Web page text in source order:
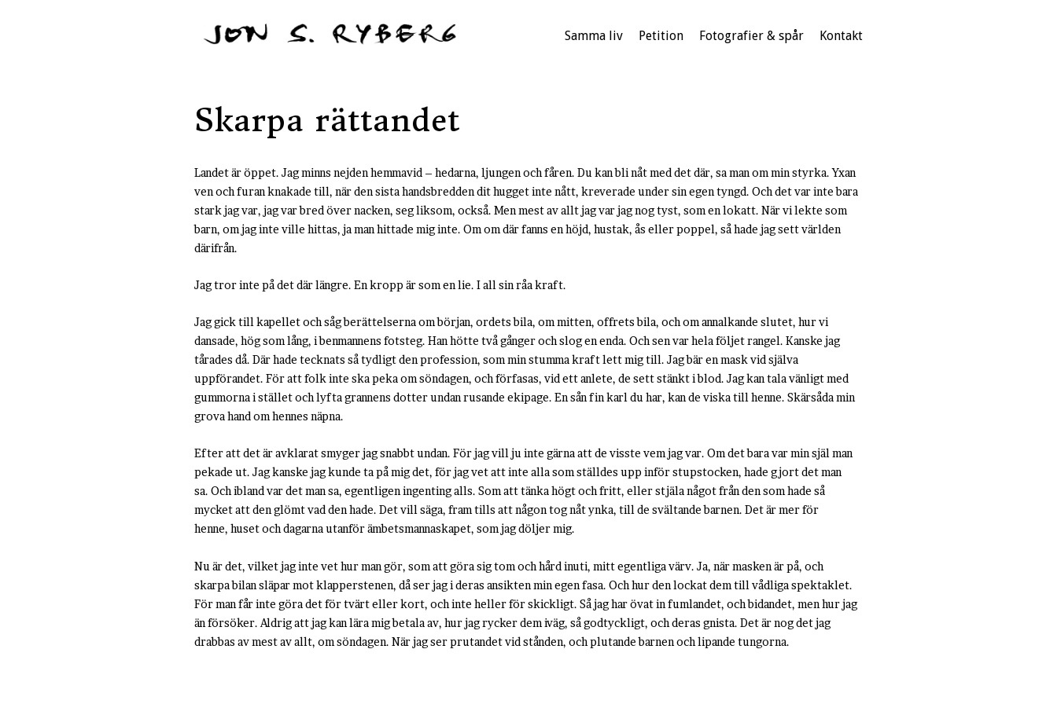
Samma liv Petition Fotografier & spår Kontakt
Skarpa rättandet
Landet är öppet. Jag minns nejden hemmavid – hedarna, ljungen och fåren. Du kan bli nåt med det där, sa man om min styrka. Yxan
ven och furan knakade till, när den sista handsbredden dit hugget inte nått, kreverade under sin egen tyngd. Och det var inte bara
stark jag var, jag var bred över nacken, seg liksom, också. Men mest av allt jag var jag nog tyst, som en lokatt. När vi lekte som
barn, om jag inte ville hittas, ja man hittade mig inte. Om om där fanns en höjd, hustak, ås eller poppel, så hade jag sett världen
därifrån.
Jag tror inte på det där längre. En kropp är som en lie. I all sin råa kraft.
Jag gick till kapellet och såg berättelserna om början, ordets bila, om mitten, offrets bila, och om annalkande slutet, hur vi
dansade, hög som lång, i benmannens fotsteg. Han hötte två gånger och slog en enda. Och sen var hela följet rangel. Kanske jag
tårades då. Där hade tecknats så tydligt den profession, som min stumma kraft lett mig till. Jag bär en mask vid själva
uppförandet. För att folk inte ska peka om söndagen, och förfasas, vid ett anlete, de sett stänkt i blod. Jag kan tala vänligt med
gummorna i stället och lyfta grannens dotter undan rusande ekipage. En sån fin karl du har, kan de viska till henne. Skärsåda min
grova hand om hennes näpna.
Efter att det är avklarat smyger jag snabbt undan. För jag vill ju inte gärna att de visste vem jag var. Om det bara var min själ man
pekade ut. Jag kanske jag kunde ta på mig det, för jag vet att inte alla som ställdes upp inför stupstocken, hade gjort det man
sa. Och ibland var det man sa, egentligen ingenting alls. Som att tänka högt och fritt, eller stjäla något från den som hade så
mycket att den glömt vad den hade. Det vill säga, fram tills att någon tog nåt ynka, till de svältande barnen. Det är mer för
henne, huset och dagarna utanför ämbetsmannaskapet, som jag döljer mig.
Nu är det, vilket jag inte vet hur man gör, som att göra sig tom och hård inuti, mitt egentliga värv. Ja, när masken är på, och
skarpa bilan släpar mot klapperstenen, då ser jag i deras ansikten min egen fasa. Och hur den lockat dem till vådliga spektaklet.
För man får inte göra det för tvärt eller kort, och inte heller för skickligt. Så jag har övat in fumlandet, och bidandet, men hur jag
än försöker. Aldrig att jag kan lära mig betala av, hur jag rycker dem iväg, så godtyckligt, och deras gnista. Det är nog det jag
drabbas av mest av allt, om söndagen. När jag ser prutandet vid stånden, och plutande barnen och lipande tungorna.